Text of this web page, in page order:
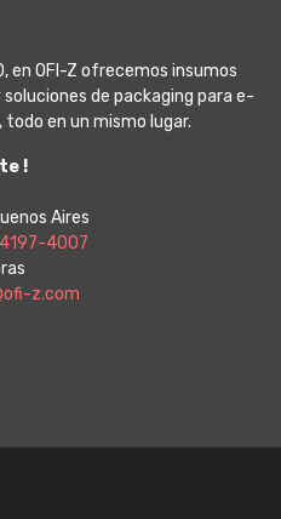
en OFI-Z ofrecemos insumos
de packaging para e-
en un mismo lugar.
!
Aires
4007
z.com